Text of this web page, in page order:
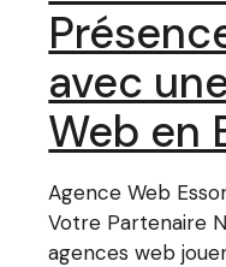
avec
Web en
Agence Web
Votre Partenaire
agences web